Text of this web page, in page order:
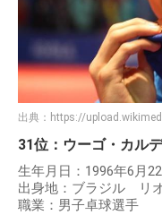
出典： https://
31位：ウーゴ・カル
生年月日：1996年6月
出身地：ブラジル リ
職業：男子卓球選手